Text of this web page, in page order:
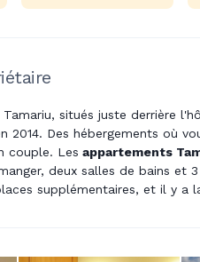
situés juste derrière
2014. Des hébergements où
couple. Les appartements
deux salles de bains et
supplémentaires, et il y a